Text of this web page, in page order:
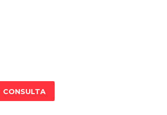
CONSULTA